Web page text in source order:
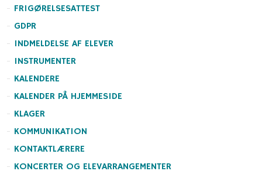
FRIGØRELSESATTEST
GDPR
INDMELDELSE AF ELEVER
INSTRUMENTER
KALENDERE
KALENDER PÅ HJEMMESIDE
KLAGER
KOMMUNIKATION
KONTAKTLÆRERE
KONCERTER OG ELEVARRANGEMENTER